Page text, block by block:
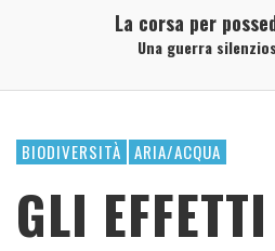
La corsa per
Una guerra
BIODIVERSITÀ ARIA/ACQUA
GLI